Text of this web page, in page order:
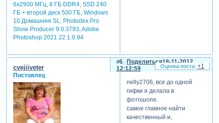
6x2900 МГц, 8 ГБ DDR4, SSD 240
ГБ + второй диск 500 ГБ, Windows
10 Домашняя SL, Photodex Pro
Show Producer 9.0.3793, Adobe
Photoshop 2021 22.1.0.94
Поделиться
6
18-11-2012
12:12:59
cvejiiveter
Постоялец
nelly2706, все до одной
гифки я делала в
фотошопе.
самое главное найти
качественный и,
+1